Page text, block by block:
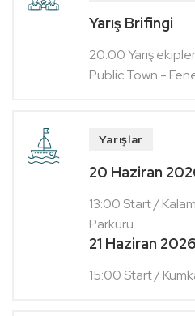
Yarış Brifingi
20:00 Yarış
Public Town -
Yarışlar
20 Haziran
13:00 Start /
Parkuru
21 Haziran 2026
15:00 Start /